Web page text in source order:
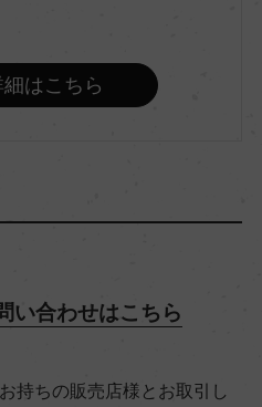
はこちら
い合わせはこちら
持ちの販売店様とお取引し